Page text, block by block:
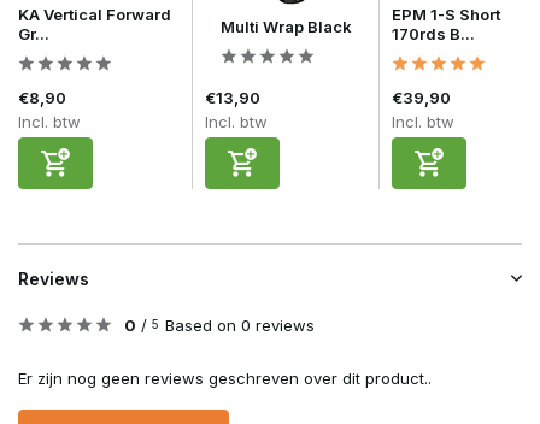
KA Vertical Forward
Gr...
€8,90
Incl. btw
Multi Wrap Black
€13,90
Incl. btw
EPM 1-S Short
170rds B...
€39,90
Incl. btw
Reviews
0 / 5 Based on 0 reviews
Er zijn nog geen reviews geschreven over dit product..